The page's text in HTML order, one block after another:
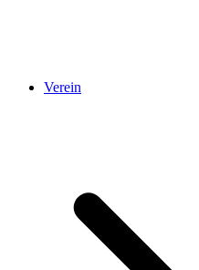
Verein